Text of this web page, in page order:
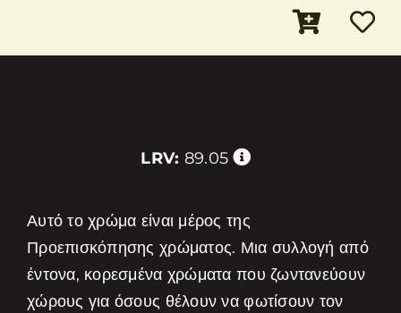
LRV: 89.05
Αυτό το χρώμα είναι μέρος της
Προεπισκόπησης χρώματος. Μια συλλογή από
έντονα, κορεσμένα χρώματα που ζωντανεύουν
χώρους για όσους θέλουν να φωτίσουν τον